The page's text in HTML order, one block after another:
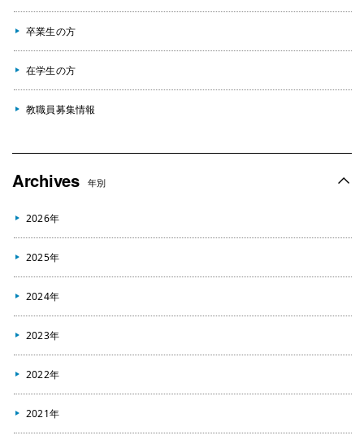
卒業生の方
在学生の方
教職員募集情報
Archives 年別
2026年
2025年
2024年
2023年
2022年
2021年